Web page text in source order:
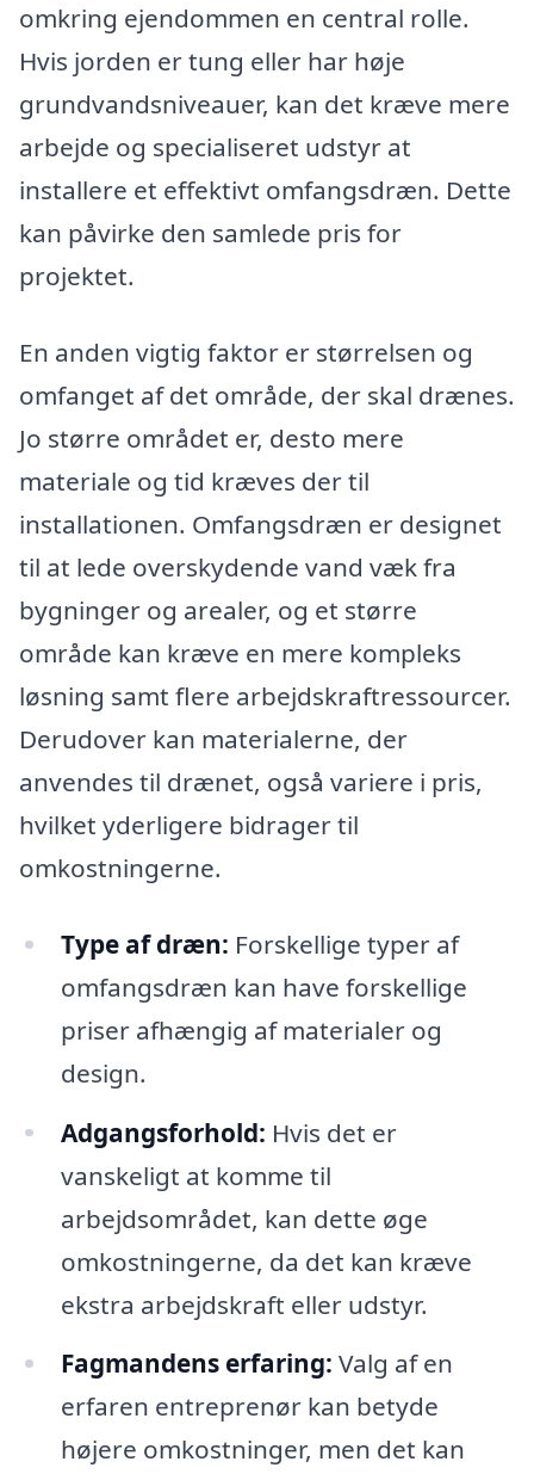
omkring ejendommen en central rolle.
Hvis jorden er tung eller har høje
grundvandsniveauer, kan det kræve mere
arbejde og specialiseret udstyr at
installere et effektivt omfangsdræn. Dette
kan påvirke den samlede pris for
projektet.
En anden vigtig faktor er størrelsen og
omfanget af det område, der skal drænes.
Jo større området er, desto mere
materiale og tid kræves der til
installationen. Omfangsdræn er designet
til at lede overskydende vand væk fra
bygninger og arealer, og et større
område kan kræve en mere kompleks
løsning samt flere arbejdskraftressourcer.
Derudover kan materialerne, der
anvendes til drænet, også variere i pris,
hvilket yderligere bidrager til
omkostningerne.
Type af dræn: Forskellige typer af
omfangsdræn kan have forskellige
priser afhængig af materialer og
design.
Adgangsforhold: Hvis det er
vanskeligt at komme til
arbejdsområdet, kan dette øge
omkostningerne, da det kan kræve
ekstra arbejdskraft eller udstyr.
Fagmandens erfaring: Valg af en
erfaren entreprenør kan betyde
højere omkostninger, men det kan